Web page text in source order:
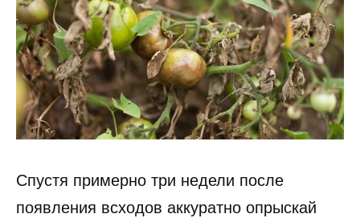
Спустя примерно три недели после
появления всходов аккуратно опрыскай